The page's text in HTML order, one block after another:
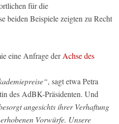
für die
beiden Beispiele zeigten zu Recht
eine Anfrage derAchse des
, sagt etwa Petra
des AdBK-Präsidenten. Und
angesichts ihrer Verhaftung
Vorwürfe. Unsere